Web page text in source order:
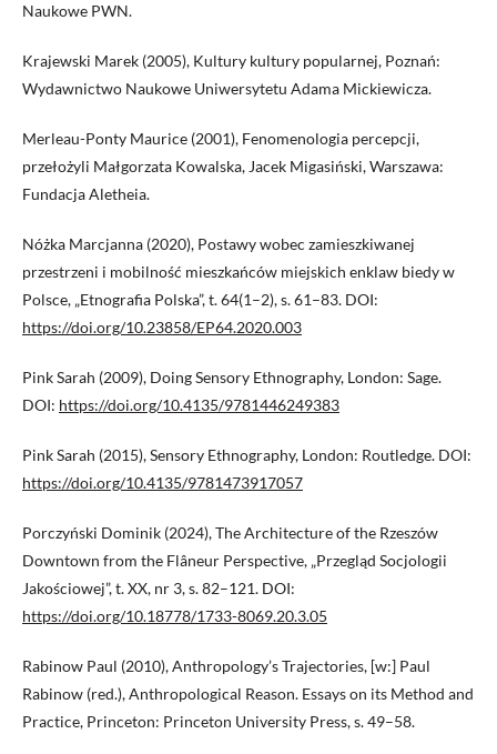
Naukowe PWN.
Krajewski Marek (2005), Kultury kultury popularnej, Poznań:
Wydawnictwo Naukowe Uniwersytetu Adama Mickiewicza.
Merleau-Ponty Maurice (2001), Fenomenologia percepcji,
przełożyli Małgorzata Kowalska, Jacek Migasiński, Warszawa:
Fundacja Aletheia.
Nóżka Marcjanna (2020), Postawy wobec zamieszkiwanej
przestrzeni i mobilność mieszkańców miejskich enklaw biedy w
Polsce, „Etnografia Polska”, t. 64(1–2), s. 61–83. DOI:
https://doi.org/10.23858/EP64.2020.003
Pink Sarah (2009), Doing Sensory Ethnography, London: Sage.
DOI: https://doi.org/10.4135/9781446249383
Pink Sarah (2015), Sensory Ethnography, London: Routledge. DOI:
https://doi.org/10.4135/9781473917057
Porczyński Dominik (2024), The Architecture of the Rzeszów
Downtown from the Flâneur Perspective, „Przegląd Socjologii
Jakościowej”, t. XX, nr 3, s. 82–121. DOI:
https://doi.org/10.18778/1733-8069.20.3.05
Rabinow Paul (2010), Anthropology’s Trajectories, [w:] Paul
Rabinow (red.), Anthropological Reason. Essays on its Method and
Practice, Princeton: Princeton University Press, s. 49–58.